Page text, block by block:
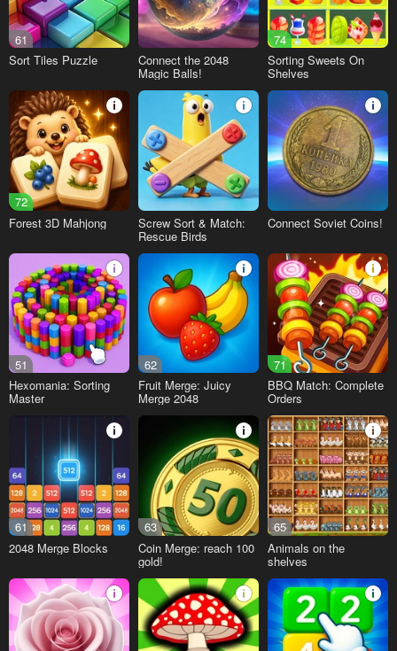
61
Sort Tiles Puzzle
Connect the 2048
Magic Balls!
74
Sorting Sweets On
Shelves
72
Forest 3D Mahjong
Screw Sort & Match:
Rescue Birds
Connect Soviet Coins!
51
Hexomania: Sorting
Master
62
Fruit Merge: Juicy
Merge 2048
71
BBQ Match: Complete
Orders
61
2048 Merge Blocks
63
Coin Merge: reach 100
gold!
65
Animals on the
shelves